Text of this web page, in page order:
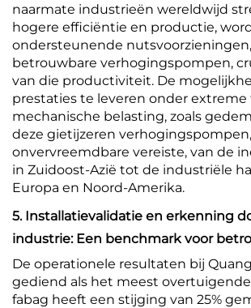
naarmate industrieën wereldwijd
hogere efficiëntie en productie,
ondersteunende
betrouwbare verhogingspompen,
van die productiviteit. De
prestaties te leveren onder
mechanische belasting, zoals
deze gietijzeren
onvervreemdbare vereiste, van de
in Zuidoost-Azië tot de industriële
Europa en Noord-Amerika.
5. Installatievalidatie en erkenning
industrie: Een benchmark voor
De operationele resultaten bij
gediend als het meest overtuigende
fabag heeft een stijging van 25%